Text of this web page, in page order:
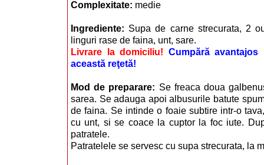
Complexitate: medie
Ingrediente: Supa de carne strecurata, 2
linguri rase de faina, unt, sare.
Livrare la domiciliu! Cumpără avantajos
această reţetă!
Mod de preparare: Se freaca doua
sarea. Se adauga apoi albusurile batute
de faina. Se intinde o foaie subtire intr-o
cu unt, si se coace la cuptor la foc iute.
patratele.
Patratelele se servesc cu supa strecurata, la